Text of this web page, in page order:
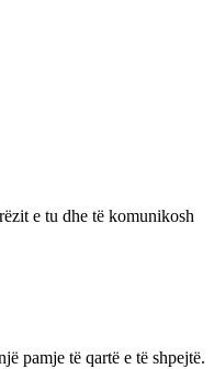
e tu dhe të komunikosh
pamje të qartë e të shpejtë.